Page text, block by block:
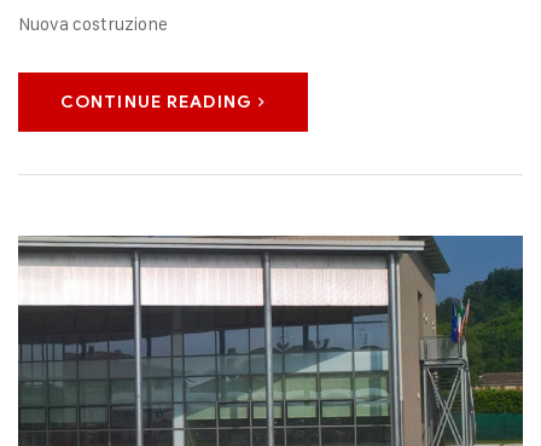
Nuova costruzione
CONTINUE READING